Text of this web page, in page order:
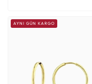
AYNI GÜN KARGO